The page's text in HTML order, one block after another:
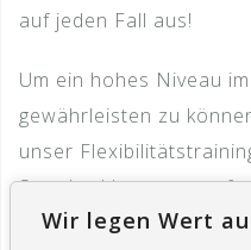
Wir legen Wert
auf jeden Fall aus!
Um ein hohes Niveau
gewährleisten zu
unser
Standard begrenzt auf